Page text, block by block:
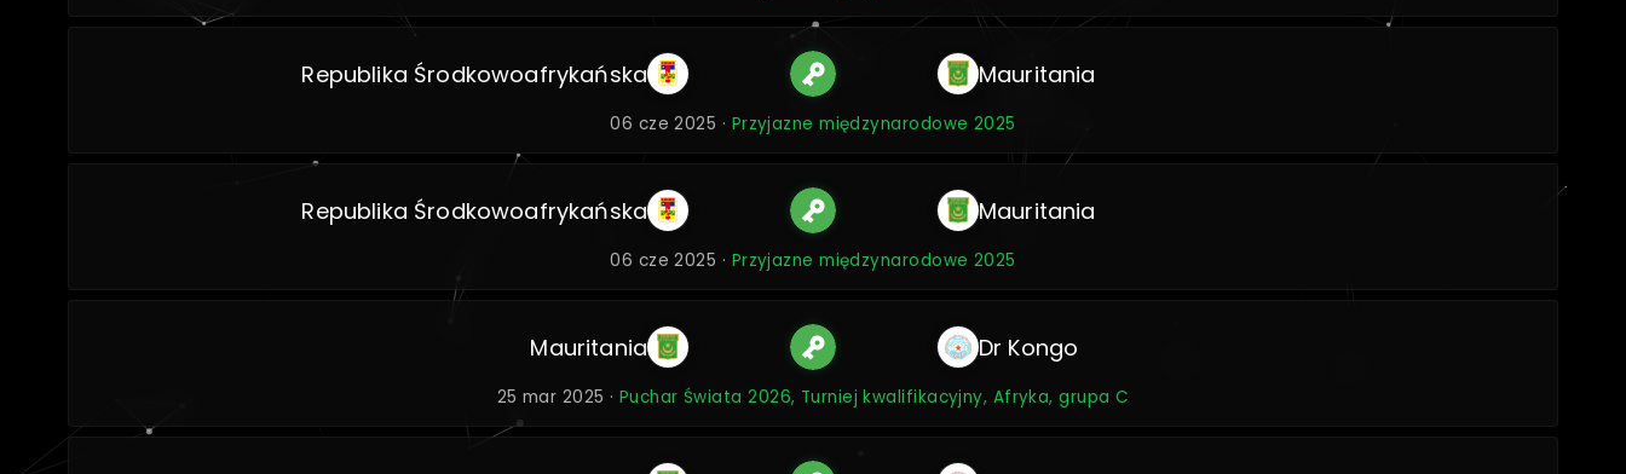
Republika Środkowoafrykańska Mauritania
06 cze 2025 · Przyjazne międzynarodowe 2025
Republika Środkowoafrykańska Mauritania
06 cze 2025 · Przyjazne międzynarodowe 2025
Mauritania Dr Kongo
25 mar 2025 · Puchar Świata 2026, Turniej kwalifikacyjny, Afryka, grupa C